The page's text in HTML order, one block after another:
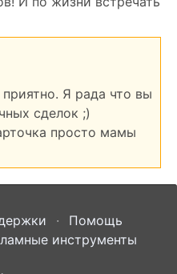
Я рада что вы
сделок ;)
просто мамы
Помощь
инструменты